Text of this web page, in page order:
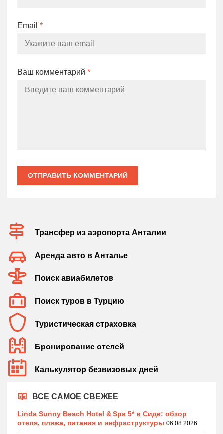
Email *
Ваш комментарий *
ОТПРАВИТЬ КОММЕНТАРИЙ
Трансфер из аэропорта Анталии
Аренда авто в Анталье
Поиск авиабилетов
Поиск туров в Турцию
Туристическая страховка
Бронирование отелей
Калькулятор безвизовых дней
ВСЕ САМОЕ СВЕЖЕЕ
Linda Sunny Beach Hotel & Spa 5* в Сиде: обзор
отеля, пляжа, питания и инфраструктуры 06.08.2026